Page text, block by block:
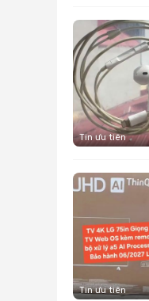
Tin ưu tiên
Tin ưu tiên